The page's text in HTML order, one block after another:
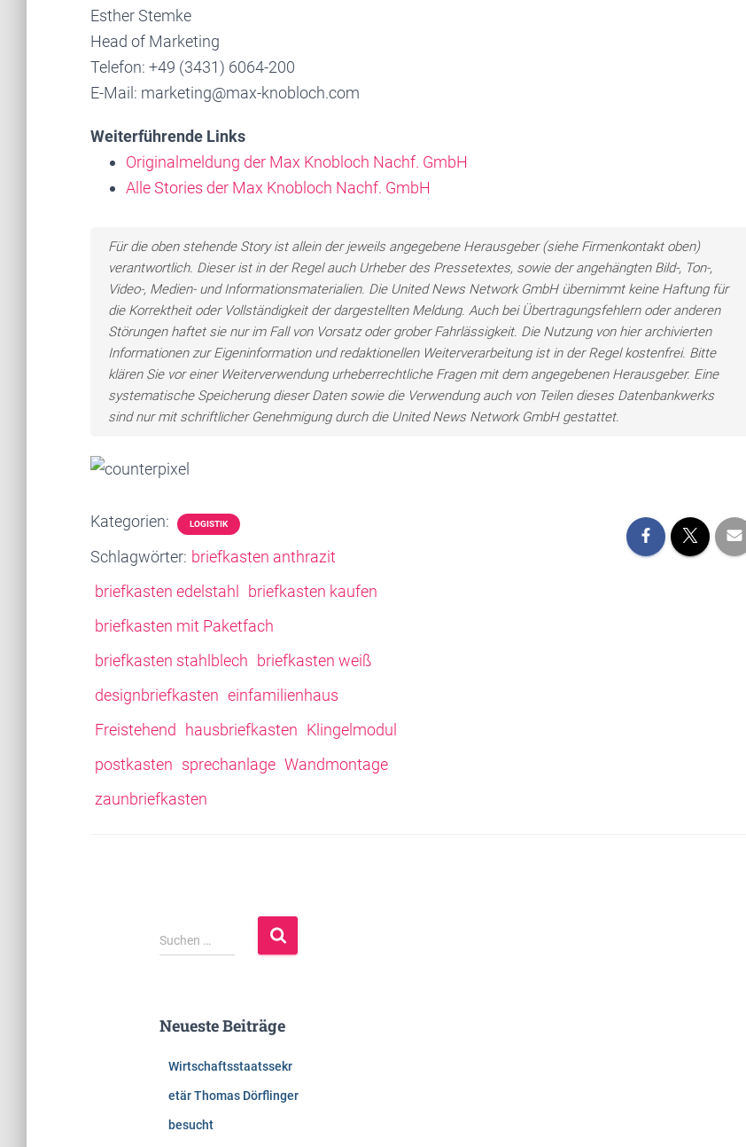
Esther Stemke
Head of Marketing
Telefon: +49 (3431) 6064-200
E-Mail: marketing@max-knobloch.com
Weiterführende Links
Originalmeldung der Max Knobloch Nachf. GmbH
Alle Stories der Max Knobloch Nachf. GmbH
Für die oben stehende Story ist allein der jeweils angegebene Herausgeber (siehe Firmenkontakt oben)
verantwortlich. Dieser ist in der Regel auch Urheber des Pressetextes, sowie der angehängten Bild-, Ton-,
Video-, Medien- und Informationsmaterialien. Die United News Network GmbH übernimmt keine Haftung für
die Korrektheit oder Vollständigkeit der dargestellten Meldung. Auch bei Übertragungsfehlern oder anderen
Störungen haftet sie nur im Fall von Vorsatz oder grober Fahrlässigkeit. Die Nutzung von hier archivierten
Informationen zur Eigeninformation und redaktionellen Weiterverarbeitung ist in der Regel kostenfrei. Bitte
klären Sie vor einer Weiterverwendung urheberrechtliche Fragen mit dem angegebenen Herausgeber. Eine
systematische Speicherung dieser Daten sowie die Verwendung auch von Teilen dieses Datenbankwerks
sind nur mit schriftlicher Genehmigung durch die United News Network GmbH gestattet.
Kategorien: LOGISTIK
Schlagwörter: briefkasten anthrazit
briefkasten edelstahl briefkasten kaufen
briefkasten mit Paketfach
briefkasten stahlblech briefkasten weiß
designbriefkasten einfamilienhaus
Freistehend hausbriefkasten Klingelmodul
postkasten sprechanlage Wandmontage
zaunbriefkasten
S
u
n
Suchen …
Neueste Beiträge
Wirtschaftsstaatssekr
etär Thomas Dörflinger
besucht